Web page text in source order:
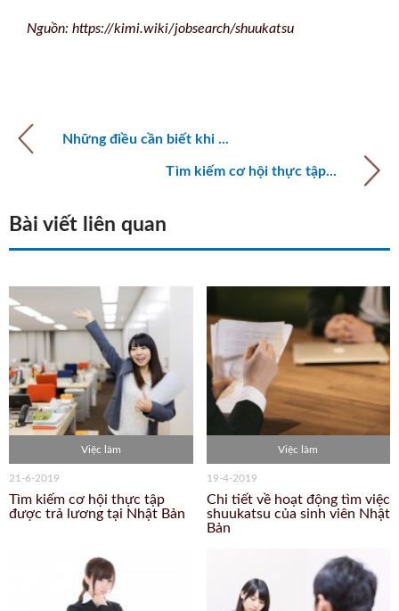
Nguồn: https://kimi.wiki/jobsearch/shuukatsu
Những điều cần biết khi ...
Tìm kiếm cơ hội thực tập...
Bài viết liên quan
Việc làm
21-6-2019
Tìm kiếm cơ hội thực tập
được trả lương tại Nhật Bản
Việc làm
19-4-2019
Chi tiết về hoạt động tìm việc
shuukatsu của sinh viên Nhật
Bản